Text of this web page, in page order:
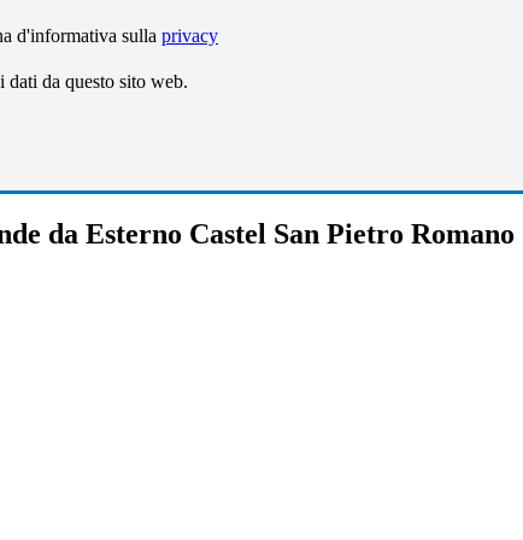
d'informativa sulla privacy
da questo sito web.
da Esterno Castel San Pietro Romano